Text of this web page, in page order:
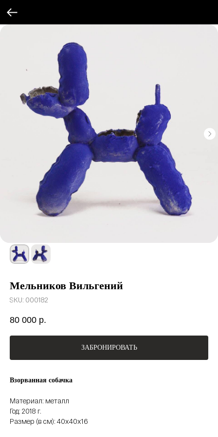
Мельников Вильгений
SKU: 000182
80 000 р.
ЗАБРОНИРОВАТЬ
Взорванная собачка
Материал: металл
Год: 2018 г.
Размер (в см): 40х40х16